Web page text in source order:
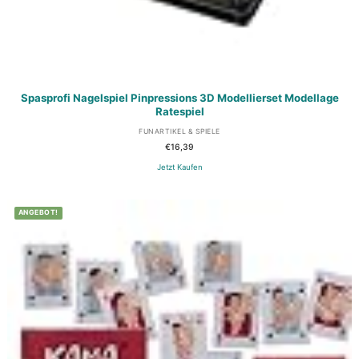
Spasprofi Nagelspiel Pinpressions 3D Modellierset Modellage
Ratespiel
FUNARTIKEL & SPIELE
€16,39
Jetzt Kaufen
ANGEBOT!